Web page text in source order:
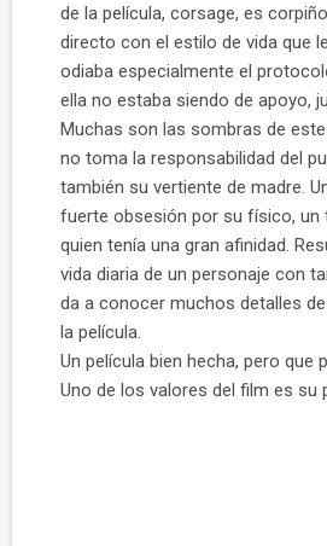
de la película, corsage, es
directo con el estilo de vida que
odiaba especialmente el
ella no estaba siendo de apoyo,
Muchas son las sombras de
no toma la responsabilidad del
también su vertiente de madre.
fuerte obsesión por su físico, un
quien tenía una gran afinidad.
vida diaria de un personaje con
da a conocer muchos detalles
la película.
Un película bien hecha, pero
Uno de los valores del film es su